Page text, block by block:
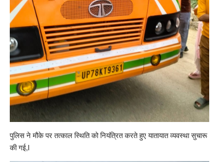
पुलिस ने मौके पर तत्काल स्थिति को नियंत्रित करते हुए यातायात व्यवस्था सुचारू
की गई,l